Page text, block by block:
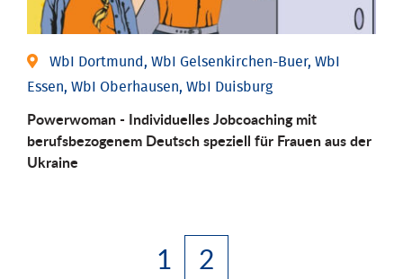
WbI Dortmund, WbI Gelsenkirchen-Buer, WbI
Essen, WbI Oberhausen, WbI Duisburg
Powerwoman - Individuelles Jobcoaching mit
berufsbezogenem Deutsch speziell für Frauen aus der
Ukraine
1 2